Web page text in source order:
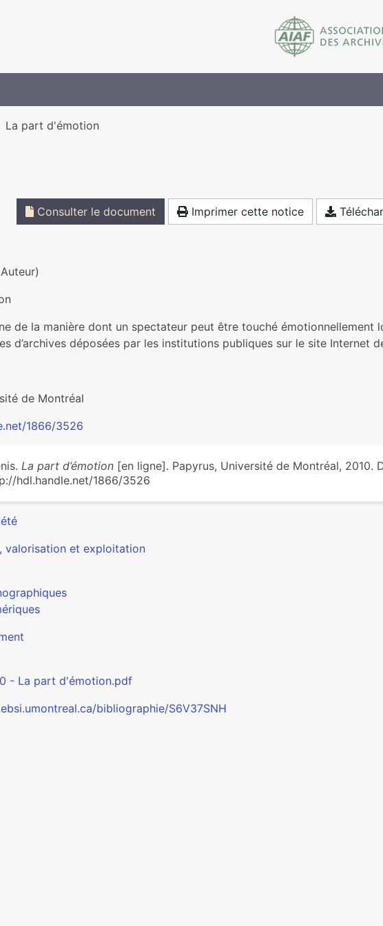
La part d'émotion
Consulter le document Imprimer cette notice
de la manière dont un spectateur peut être touché émotionnellement
d’archives déposées par les institutions publiques sur le site Internet
de Montréal
1866/3526
La part d’émotion [en ligne]. Papyrus, Université de Montréal, 2010.
hdl.handle.net/1866/3526
valorisation et exploitation
- La part d'émotion.pdf
bibliographie/S6V37SNH